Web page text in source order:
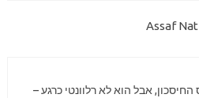
Assaf
אבל הוא לא רלוונטי כרגע –